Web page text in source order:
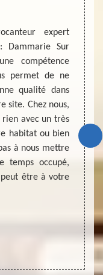
expert
Dammarie Sur
compétence
permet de ne
qualité dans
site. Chez nous,
avec un très
habitat ou bien
à nous mettre
temps occupé,
peut être à votre
bien.
un
de
votre